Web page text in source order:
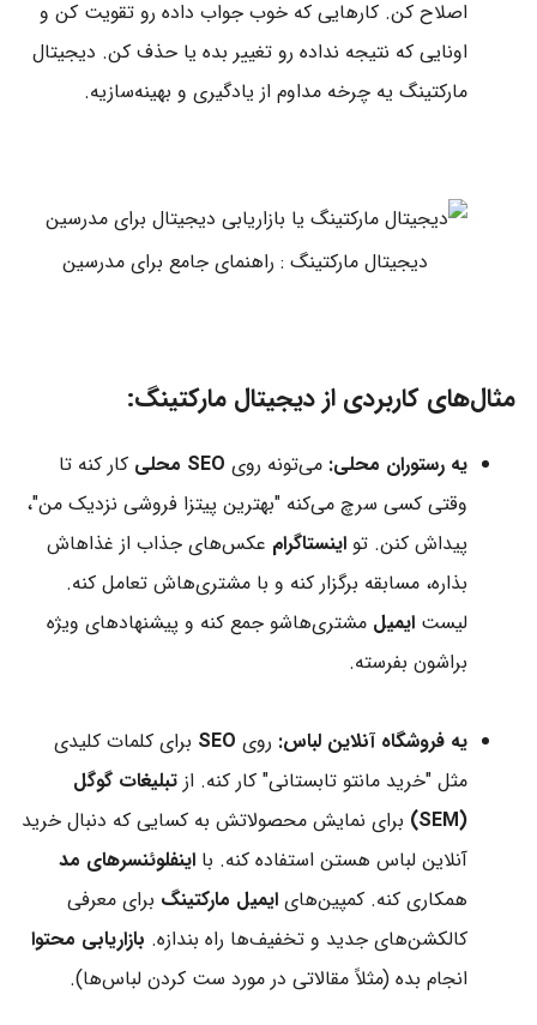
اصلاح کن. کارهایی که خوب جواب داده رو تقویت کن و
اونایی که نتیجه نداده رو تغییر بده یا حذف کن. دیجیتال
مارکتینگ یه چرخه مداوم از یادگیری و بهینه‌سازیه.
دیجیتال مارکتینگ : راهنمای جامع برای مدرسین
مثال‌های کاربردی از دیجیتال مارکتینگ:
یه رستوران محلی: می‌تونه روی SEO محلی
کار کنه تا
وقتی کسی سرچ می‌کنه "بهترین پیتزا فروشی نزدیک من"،
پیداش کنن. تو اینستاگرام عکس‌های جذاب از غذاهاش
بذاره، مسابقه برگزار کنه و با مشتری‌هاش تعامل کنه.
لیست ایمیل مشتری‌هاشو جمع کنه و پیشنهادهای ویژه
براشون بفرسته.
یه فروشگاه آنلاین لباس: روی SEO برای کلمات کلیدی
مثل "خرید مانتو تابستانی" کار کنه. از تبلیغات گوگل
(SEM)
برای نمایش محصولاتش به کسایی که دنبال خرید
آنلاین لباس هستن استفاده کنه. با اینفلوئنسرهای مد
همکاری کنه. کمپین‌های ایمیل مارکتینگ برای معرفی
کالکشن‌های جدید و تخفیف‌ها راه بندازه. بازاریابی محتوا
انجام بده (مثلاً مقالاتی در مورد ست کردن لباس‌ها).